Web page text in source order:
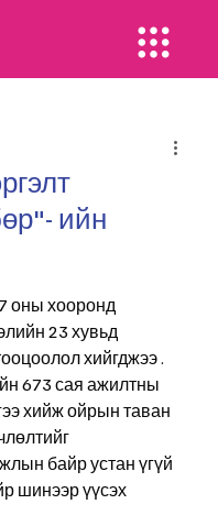
ийн
оны хооронд
23 хувьд
хийгджээ .
673 сая ажилтны
хийж ойрын таван
байр устан үгүй
шинээр үүсэх